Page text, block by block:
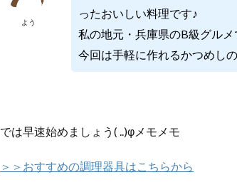
よう
ったおいしい料理です♪
私の地元・兵庫県のB級グルメ
今回は手軽に作れるかつめし
では早速始めましょう( ..)φメモメモ
＞＞おすすめの調理器具はこちらから